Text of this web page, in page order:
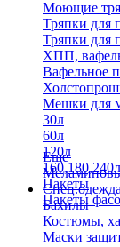
Моющие
Тряпки для
Тряпки для
ХПП,
Вафельное
Мешки для
30л
60л
120л
160,180,240л
Пакеты
Пакеты
Еще
Бахилы
Костюмы,
Маски